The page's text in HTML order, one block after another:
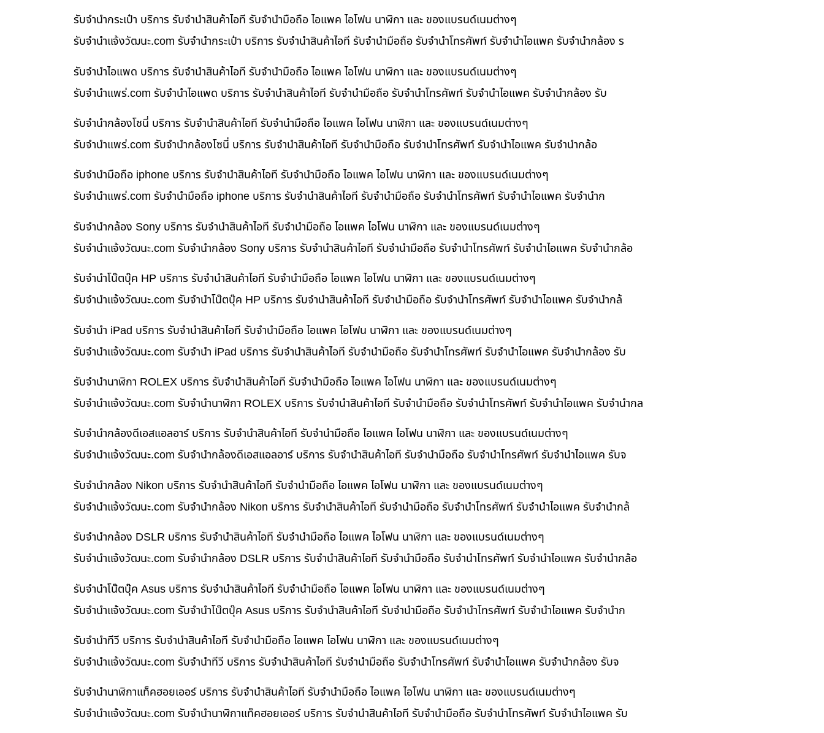
รับจำนำกระเป๋า บริการ รับจำนำสินค้าไอที รับจำนำมือถือ ไอแพค ไอโฟน นาฬิกา และ ของแบรนด์เนมต่างๆ
รับจํานําแจ้งวัฒนะ.com รับจำนำกระเป๋า บริการ รับจำนำสินค้าไอที รับจำนำมือถือ รับจำนำโทรศัพท์ รับจำนำไอแพค รับจำนำกล้อง ร
รับจำนำไอแพด บริการ รับจำนำสินค้าไอที รับจำนำมือถือ ไอแพค ไอโฟน นาฬิกา และ ของแบรนด์เนมต่างๆ
รับจํานําแพร่.com รับจำนำไอแพด บริการ รับจำนำสินค้าไอที รับจำนำมือถือ รับจำนำโทรศัพท์ รับจำนำไอแพค รับจำนำกล้อง รับ
รับจำนำกล้องโซนี่ บริการ รับจำนำสินค้าไอที รับจำนำมือถือ ไอแพค ไอโฟน นาฬิกา และ ของแบรนด์เนมต่างๆ
รับจํานําแพร่.com รับจำนำกล้องโซนี่ บริการ รับจำนำสินค้าไอที รับจำนำมือถือ รับจำนำโทรศัพท์ รับจำนำไอแพค รับจำนำกล้อ
รับจำนำมือถือ iphone บริการ รับจำนำสินค้าไอที รับจำนำมือถือ ไอแพค ไอโฟน นาฬิกา และ ของแบรนด์เนมต่างๆ
รับจํานําแพร่.com รับจำนำมือถือ iphone บริการ รับจำนำสินค้าไอที รับจำนำมือถือ รับจำนำโทรศัพท์ รับจำนำไอแพค รับจำนำก
รับจำนำกล้อง Sony บริการ รับจำนำสินค้าไอที รับจำนำมือถือ ไอแพค ไอโฟน นาฬิกา และ ของแบรนด์เนมต่างๆ
รับจํานําแจ้งวัฒนะ.com รับจำนำกล้อง Sony บริการ รับจำนำสินค้าไอที รับจำนำมือถือ รับจำนำโทรศัพท์ รับจำนำไอแพค รับจำนำกล้อ
รับจำนำโน๊ตบุ๊ค HP บริการ รับจำนำสินค้าไอที รับจำนำมือถือ ไอแพค ไอโฟน นาฬิกา และ ของแบรนด์เนมต่างๆ
รับจํานําแจ้งวัฒนะ.com รับจำนำโน๊ตบุ๊ค HP บริการ รับจำนำสินค้าไอที รับจำนำมือถือ รับจำนำโทรศัพท์ รับจำนำไอแพค รับจำนำกล้
รับจำนำ iPad บริการ รับจำนำสินค้าไอที รับจำนำมือถือ ไอแพค ไอโฟน นาฬิกา และ ของแบรนด์เนมต่างๆ
รับจํานําแจ้งวัฒนะ.com รับจำนำ iPad บริการ รับจำนำสินค้าไอที รับจำนำมือถือ รับจำนำโทรศัพท์ รับจำนำไอแพค รับจำนำกล้อง รับ
รับจำนำนาฬิกา ROLEX บริการ รับจำนำสินค้าไอที รับจำนำมือถือ ไอแพค ไอโฟน นาฬิกา และ ของแบรนด์เนมต่างๆ
รับจํานําแจ้งวัฒนะ.com รับจำนำนาฬิกา ROLEX บริการ รับจำนำสินค้าไอที รับจำนำมือถือ รับจำนำโทรศัพท์ รับจำนำไอแพค รับจำนำกล
รับจำนำกล้องดีเอสแอลอาร์ บริการ รับจำนำสินค้าไอที รับจำนำมือถือ ไอแพค ไอโฟน นาฬิกา และ ของแบรนด์เนมต่างๆ
รับจํานําแจ้งวัฒนะ.com รับจำนำกล้องดีเอสแอลอาร์ บริการ รับจำนำสินค้าไอที รับจำนำมือถือ รับจำนำโทรศัพท์ รับจำนำไอแพค รับจ
รับจำนำกล้อง Nikon บริการ รับจำนำสินค้าไอที รับจำนำมือถือ ไอแพค ไอโฟน นาฬิกา และ ของแบรนด์เนมต่างๆ
รับจํานําแจ้งวัฒนะ.com รับจำนำกล้อง Nikon บริการ รับจำนำสินค้าไอที รับจำนำมือถือ รับจำนำโทรศัพท์ รับจำนำไอแพค รับจำนำกล้
รับจำนำกล้อง DSLR บริการ รับจำนำสินค้าไอที รับจำนำมือถือ ไอแพค ไอโฟน นาฬิกา และ ของแบรนด์เนมต่างๆ
รับจํานําแจ้งวัฒนะ.com รับจำนำกล้อง DSLR บริการ รับจำนำสินค้าไอที รับจำนำมือถือ รับจำนำโทรศัพท์ รับจำนำไอแพค รับจำนำกล้อ
รับจำนำโน๊ตบุ๊ค Asus บริการ รับจำนำสินค้าไอที รับจำนำมือถือ ไอแพค ไอโฟน นาฬิกา และ ของแบรนด์เนมต่างๆ
รับจํานําแจ้งวัฒนะ.com รับจำนำโน๊ตบุ๊ค Asus บริการ รับจำนำสินค้าไอที รับจำนำมือถือ รับจำนำโทรศัพท์ รับจำนำไอแพค รับจำนำก
รับจำนำทีวี บริการ รับจำนำสินค้าไอที รับจำนำมือถือ ไอแพค ไอโฟน นาฬิกา และ ของแบรนด์เนมต่างๆ
รับจํานําแจ้งวัฒนะ.com รับจำนำทีวี บริการ รับจำนำสินค้าไอที รับจำนำมือถือ รับจำนำโทรศัพท์ รับจำนำไอแพค รับจำนำกล้อง รับจ
รับจำนำนาฬิกาแท็คฮอยเออร์ บริการ รับจำนำสินค้าไอที รับจำนำมือถือ ไอแพค ไอโฟน นาฬิกา และ ของแบรนด์เนมต่างๆ
รับจํานําแจ้งวัฒนะ.com รับจำนำนาฬิกาแท็คฮอยเออร์ บริการ รับจำนำสินค้าไอที รับจำนำมือถือ รับจำนำโทรศัพท์ รับจำนำไอแพค รับ